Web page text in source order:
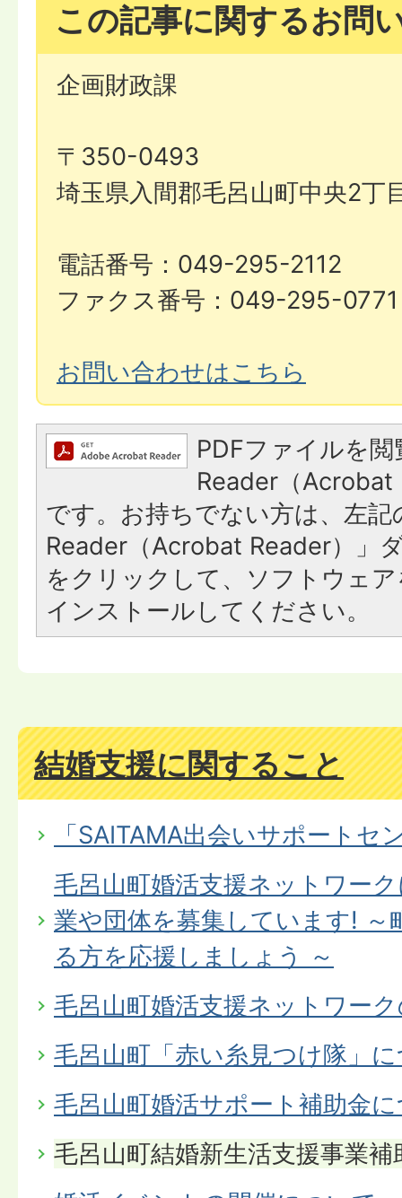
この記事に関するお問
企画財政課
〒350-0493
埼玉県入間郡毛呂山町中央2丁
電話番号：049-295-2112
ファクス番号：049-295-0771
お問い合わせはこちら
PDFファイルを
Reader（Acrobat
です。お持ちでない方は、左
Reader（Acrobat Reader）」
をクリックして、ソフトウェ
インストールしてください。
結婚支援に関すること
「SAITAMA出会いサポートセ
毛呂山町婚活支援ネットワー
業や団体を募集しています! ～
る方を応援しましょう ～
毛呂山町婚活支援ネットワー
毛呂山町「赤い糸見つけ隊」
毛呂山町婚活サポート補助金
毛呂山町結婚新生活支援事業補